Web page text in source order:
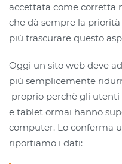
accettata come corretta
che dà sempre la priorità
più trascurare questo
Oggi un sito web deve
più semplicemente
proprio perchè gli
e tablet ormai hanno
computer. Lo conferma
riportiamo i dati: